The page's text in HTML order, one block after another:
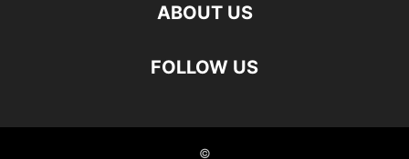
ABOUT US
FOLLOW US
©